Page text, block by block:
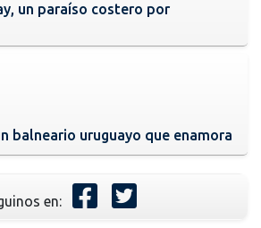
un paraíso costero por
balneario uruguayo que enamora
en: